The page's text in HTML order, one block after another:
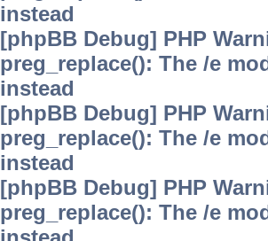
instead
[phpBB Debug] PHP
preg_replace(): The /e
instead
[phpBB Debug] PHP
preg_replace(): The /e
instead
[phpBB Debug] PHP
preg_replace(): The /e